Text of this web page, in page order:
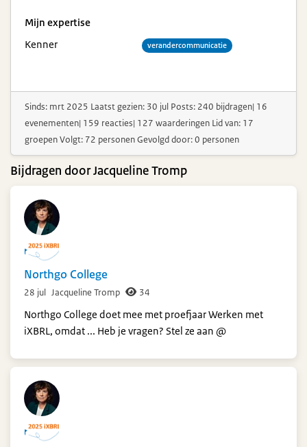
Mijn expertise
Kenner
verandercommunicatie
Sinds: mrt 2025 Laatst gezien: 30 jul Posts: 240 bijdragen| 16
evenementen| 159 reacties| 127 waarderingen Lid van: 17
groepen Volgt: 72 personen Gevolgd door: 0 personen
Bijdragen door Jacqueline Tromp
Northgo College
28 jul Jacqueline Tromp 34
Northgo College doet mee met proefjaar Werken met
iXBRL, omdat ... Heb je vragen? Stel ze aan @